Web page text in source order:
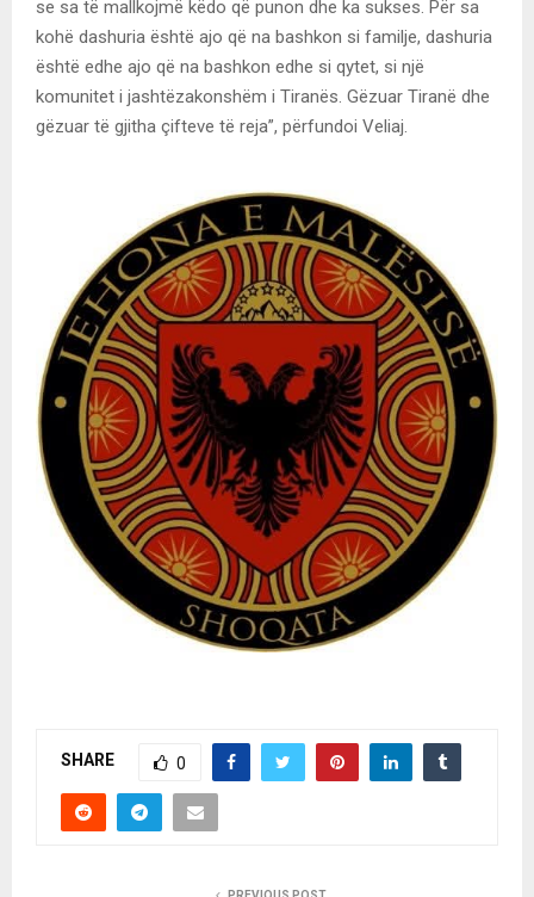
se sa të mallkojmë këdo që punon dhe ka sukses. Për sa
kohë dashuria është ajo që na bashkon si familje, dashuria
është edhe ajo që na bashkon edhe si qytet, si një
komunitet i jashtëzakonshëm i Tiranës. Gëzuar Tiranë dhe
gëzuar të gjitha çifteve të reja”, përfundoi Veliaj.
SHARE 0